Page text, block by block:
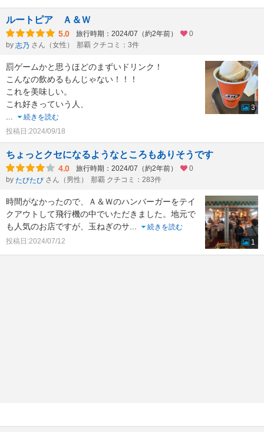
ルートピア Ａ＆Ｗ
5.0 旅行時期：2024/07（約2年前）
0
by 志乃 さん（女性） 那覇 クチコミ：3件
罰ゲームかと思うほどのまずいドリンク！
こんなの飲めるもんじゃない！！！
これを美味しい。
これ好きっていう人、
続きを読む
投稿日:2024/09/18
3
ちょっとクセになるようなところもありそうです
4.0 旅行時期：2024/07（約2年前）
0
by たびたび さん（男性） 那覇 クチコミ：283件
時間がなかったので、Ａ＆Ｗのハンバーガーをテイ
クアウトして飛行機の中でいただきました。地元で
も人気のお店ですが、玉ねぎのサ
続きを読む
投稿日:2024/07/12
1